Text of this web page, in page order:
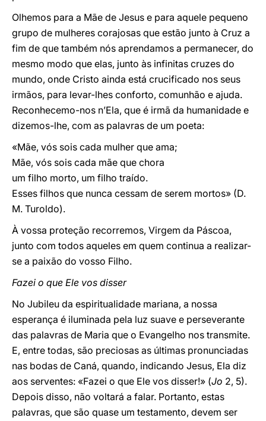
Olhemos para a Mãe de Jesus e para aquele pequeno
grupo de mulheres corajosas que estão junto à Cruz a
fim de que também nós aprendamos a permanecer, do
mesmo modo que elas, junto às infinitas cruzes do
mundo, onde Cristo ainda está crucificado nos seus
irmãos, para levar-lhes conforto, comunhão e ajuda.
Reconhecemo-nos n’Ela, que é irmã da humanidade e
dizemos-lhe, com as palavras de um poeta:
«Mãe, vós sois cada mulher que ama;
Mãe, vós sois cada mãe que chora
um filho morto, um filho traído.
Esses filhos que nunca cessam de serem mortos» (D.
M. Turoldo).
À vossa proteção recorremos, Virgem da Páscoa,
junto com todos aqueles em quem continua a realizar-
se a paixão do vosso Filho.
Fazei o que Ele vos disser
No Jubileu da espiritualidade mariana, a nossa
esperança é iluminada pela luz suave e perseverante
das palavras de Maria que o Evangelho nos transmite.
E, entre todas, são preciosas as últimas pronunciadas
nas bodas de Caná, quando, indicando Jesus, Ela diz
aos serventes: «Fazei o que Ele vos disser!» (Jo 2, 5).
Depois disso, não voltará a falar. Portanto, estas
palavras, que são quase um testamento, devem ser